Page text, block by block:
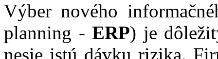
Výber nového
planning - ERP) je
nesie istú dávku rizika.